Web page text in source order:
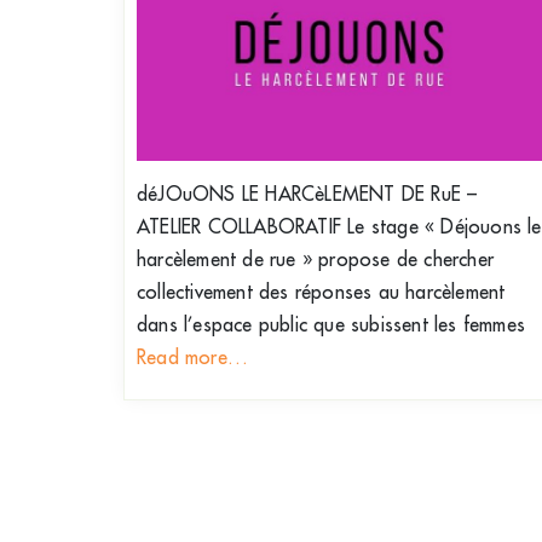
déJOuONS LE HARCèLEMENT DE RuE –
ATELIER COLLABORATIF Le stage « Déjouons le
harcèlement de rue » propose de chercher
collectivement des réponses au harcèlement
dans l’espace public que subissent les femmes
Read more…